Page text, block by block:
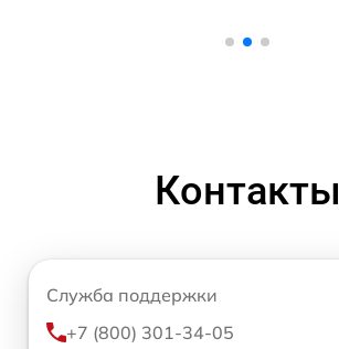
Контакты
Служба поддержки
+7 (800) 301-34-05